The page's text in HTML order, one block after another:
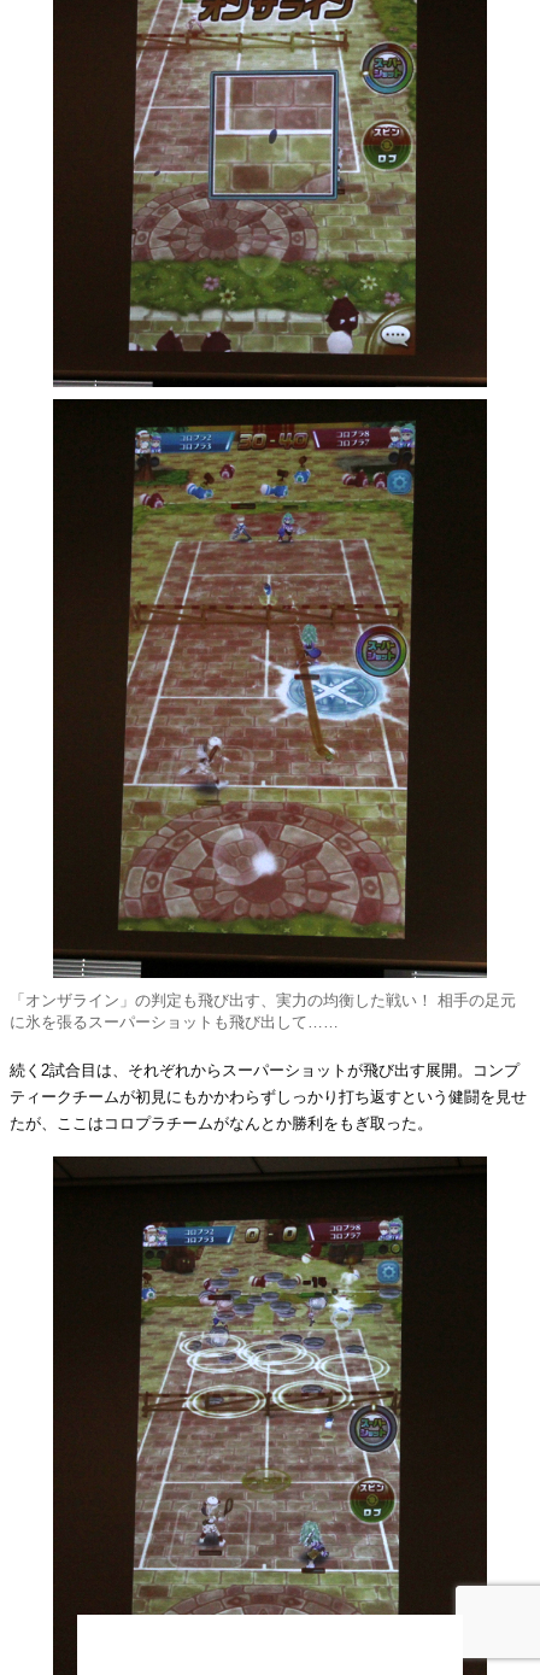
「オンザライン」の判定も飛び出す、実力の均衡した戦い！ 相手の足元
に氷を張るスーパーショットも飛び出して……
続く2試合目は、それぞれからスーパーショットが飛び出す展開。コンプ
ティークチームが初見にもかかわらずしっかり打ち返すという健闘を見せ
たが、ここはコロプラチームがなんとか勝利をもぎ取った。